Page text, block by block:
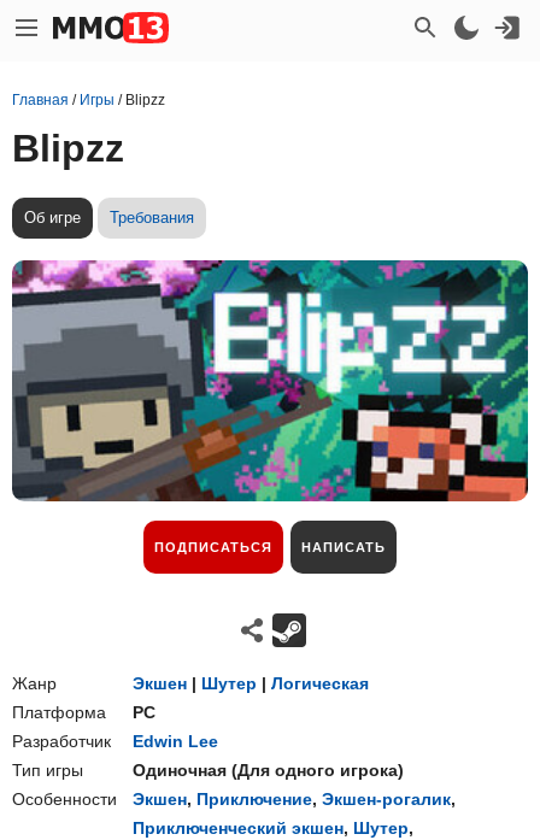
Главная / Игры / Blipzz
Blipzz
Об игре Требования
ПОДПИСАТЬСЯ НАПИСАТЬ
Жанр Экшен | Шутер | Логическая
Платформа
PC
Разработчик
Edwin Lee
Тип игры
Одиночная (Для одного игрока)
Особенности
Экшен, Приключение, Экшен-рогалик,
Приключенческий экшен, Шутер,